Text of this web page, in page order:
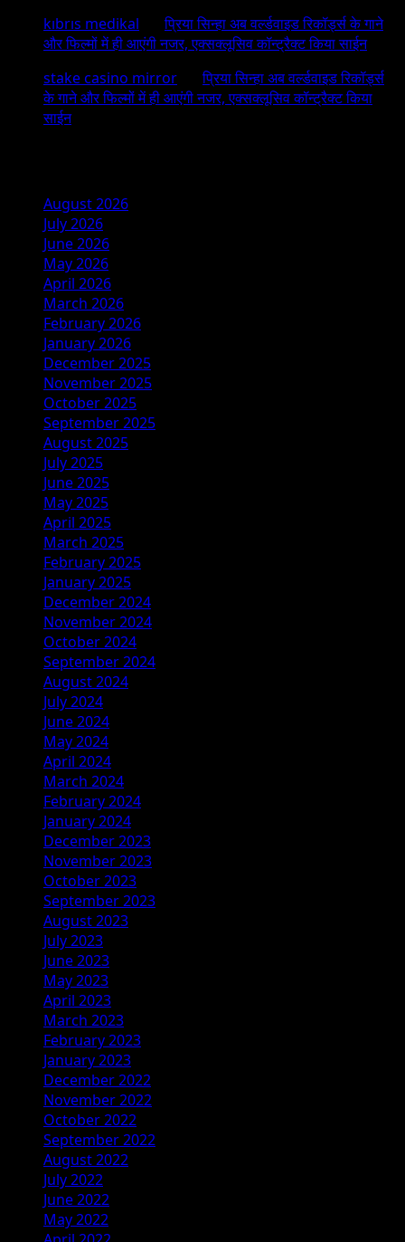
kıbrıs medikal onप्रिया सिन्हा अब वर्ल्डवाइड रिकॉर्ड्स के गाने
और फिल्मों में ही आएंगी नजर, एक्सक्लूसिव कॉन्ट्रैक्ट किया साईन
stake casino mirror onप्रिया सिन्हा अब वर्ल्डवाइड रिकॉर्ड्स
के गाने और फिल्मों में ही आएंगी नजर, एक्सक्लूसिव कॉन्ट्रैक्ट किया
साईन
August 2026
July 2026
June 2026
May 2026
April 2026
March 2026
February 2026
January 2026
December 2025
November 2025
October 2025
September 2025
August 2025
July 2025
June 2025
May 2025
April 2025
March 2025
February 2025
January 2025
December 2024
November 2024
October 2024
September 2024
August 2024
July 2024
June 2024
May 2024
April 2024
March 2024
February 2024
January 2024
December 2023
November 2023
October 2023
September 2023
August 2023
July 2023
June 2023
May 2023
April 2023
March 2023
February 2023
January 2023
December 2022
November 2022
October 2022
September 2022
August 2022
July 2022
June 2022
May 2022